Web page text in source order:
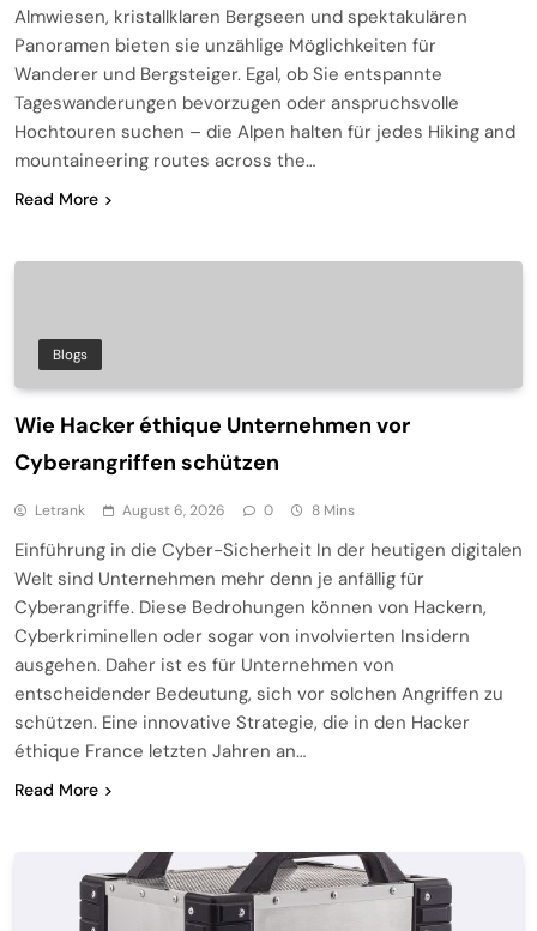
Almwiesen, kristallklaren Bergseen und spektakulären
Panoramen bieten sie unzählige Möglichkeiten für
Wanderer und Bergsteiger. Egal, ob Sie entspannte
Tageswanderungen bevorzugen oder anspruchsvolle
Hochtouren suchen – die Alpen halten für jedes Hiking and
mountaineering routes across the…
Read More
Blogs
Wie Hacker éthique Unternehmen vor
Cyberangriffen schützen
Letrank August 6, 2026 0 8 Mins
Einführung in die Cyber-Sicherheit In der heutigen digitalen
Welt sind Unternehmen mehr denn je anfällig für
Cyberangriffe. Diese Bedrohungen können von Hackern,
Cyberkriminellen oder sogar von involvierten Insidern
ausgehen. Daher ist es für Unternehmen von
entscheidender Bedeutung, sich vor solchen Angriffen zu
schützen. Eine innovative Strategie, die in den Hacker
éthique France letzten Jahren an…
Read More